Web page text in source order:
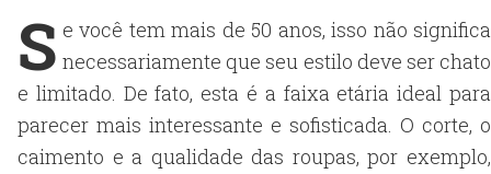
S e você tem mais de 50 anos, isso não significa
necessariamente que seu estilo deve ser chato
e limitado. De fato, esta é a faixa etária ideal para
parecer mais interessante e sofisticada. O corte, o
caimento e a qualidade das roupas, por exemplo,